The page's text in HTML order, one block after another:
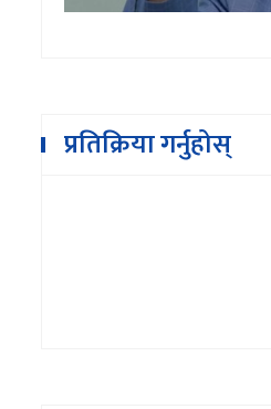
प्रतिक्रिया गर्नुहोस्